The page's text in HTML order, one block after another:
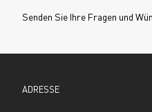
Senden Sie Ihre Fragen und
ADRESSE